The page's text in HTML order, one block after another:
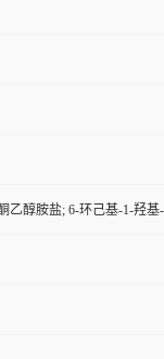
乙醇胺盐; 6-环己基-1-羟